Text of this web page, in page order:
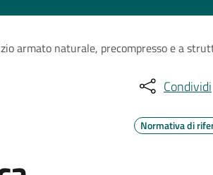
armato naturale, precompresso e a
Condividi
Normativa di